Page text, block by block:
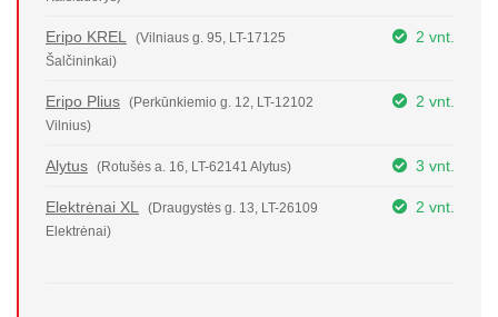
Eripo KREL
(Vilniaus g. 95, LT-17125
Šalčininkai)
2 vnt.
Eripo Plius
(Perkūnkiemio g. 12, LT-12102
Vilnius)
2 vnt.
Alytus (Rotušės a. 16, LT-62141 Alytus) 3 vnt.
Elektrėnai XL
(Draugystės g. 13, LT-26109
Elektrėnai)
2 vnt.